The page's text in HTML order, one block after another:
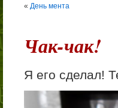
« День мента
Чак-чак!
Я его сделал!